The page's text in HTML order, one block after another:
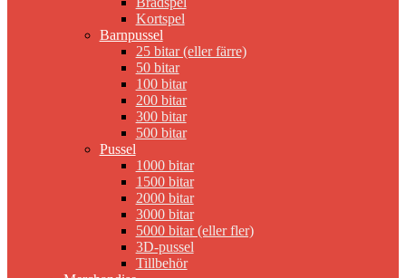
Kortspel
Barnpussel
25 bitar (eller färre)
50 bitar
100 bitar
200 bitar
300 bitar
500 bitar
Pussel
1000 bitar
1500 bitar
2000 bitar
3000 bitar
5000 bitar (eller fler)
3D-pussel
Tillbehör